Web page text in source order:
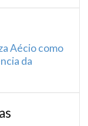
Aécio como
da